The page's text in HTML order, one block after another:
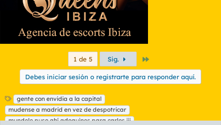
1 de 5 Sig.
Debes iniciar sesión o registrarte para responder aquí.
E
t
i
gente con envidia a la capital
mudense a madrid en vez de despotricar
mundele puso ahí adoquines para carlos iii